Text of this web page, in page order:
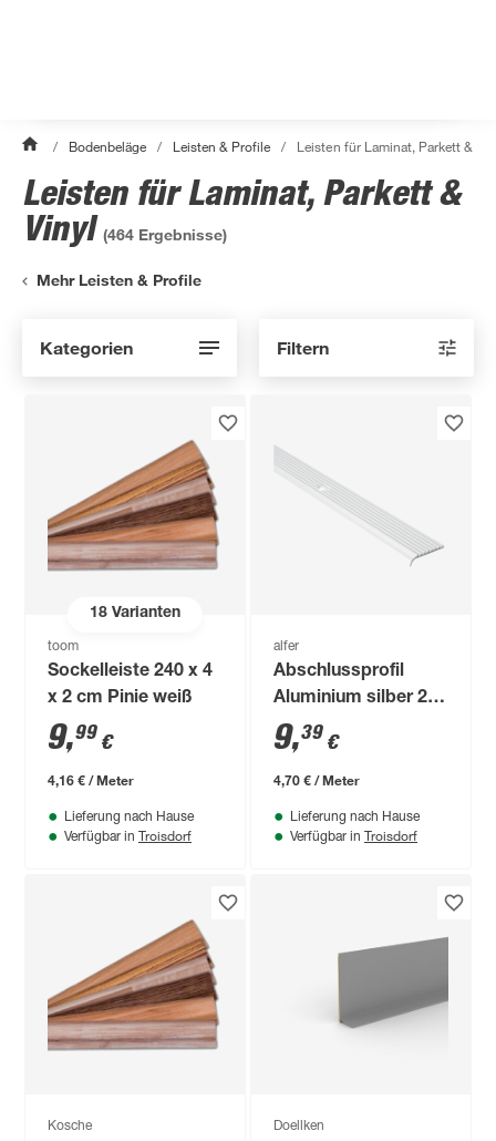
/ Bodenbeläge / Leisten & Profile / Leisten für Laminat, Parkett &
Leisten für Laminat, Parkett &
Vinyl (464 Ergebnisse)
Mehr Leisten & Profile
Kategorien Filtern
18Varianten
toom
Sockelleiste 240 x 4
x 2 cm Pinie weiß
9,99 €
4,16 € / Meter
Lieferung nach Hause
Verfügbar in Troisdorf
alfer
Abschlussprofil
Aluminium silber 25
x 6 mm
9,39 €
4,70 € / Meter
Lieferung nach Hause
Verfügbar in Troisdorf
Kosche Doellken